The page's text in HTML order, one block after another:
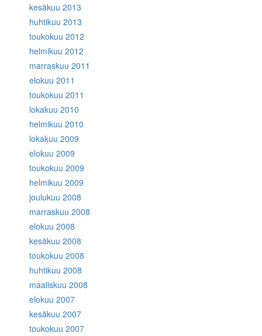
kesäkuu 2013
huhtikuu 2013
toukokuu 2012
helmikuu 2012
marraskuu 2011
elokuu 2011
toukokuu 2011
lokakuu 2010
helmikuu 2010
lokakuu 2009
elokuu 2009
toukokuu 2009
helmikuu 2009
joulukuu 2008
marraskuu 2008
elokuu 2008
kesäkuu 2008
toukokuu 2008
huhtikuu 2008
maaliskuu 2008
elokuu 2007
kesäkuu 2007
toukokuu 2007